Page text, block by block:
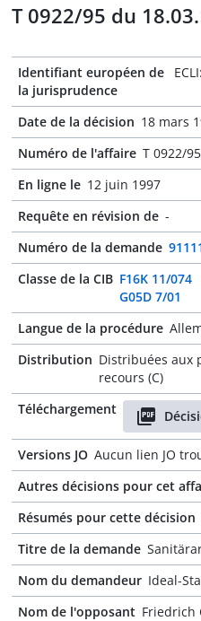
T 0922/95 du
Identifiant européen de
la jurisprudence
Date de la décision 18 mars
Numéro de l'affaire T 0922/95
En ligne le 12 juin 1997
Requête en révision de -
Numéro de la demande
Classe de la CIB F16K 11/074
G05D 7/01
Langue de la procédure
Distribution Distribuées aux
recours (C)
Téléchargement
Versions JO Aucun lien JO
Autres décisions pour cet
Résumés pour cette décision
Titre de la demande
Nom du demandeur Ideal-
Nom de l'opposant Friedrich